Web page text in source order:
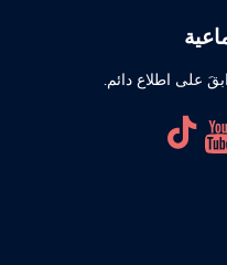
على اطلاع دائم.